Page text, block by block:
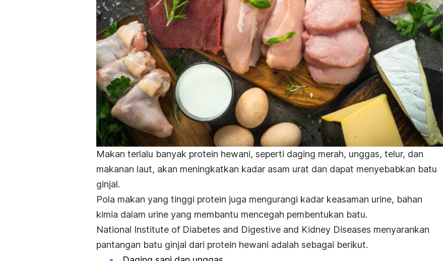
Makan terlalu banyak protein hewani, seperti daging merah, unggas, telur, dan
makanan laut, akan meningkatkan kadar asam urat dan dapat menyebabkan batu
ginjal.
Pola makan yang tinggi protein juga mengurangi kadar keasaman urine, bahan
kimia dalam urine yang membantu mencegah pembentukan batu.
National Institute of Diabetes and Digestive and Kidney Diseases menyarankan
pantangan batu ginjal dari protein hewani adalah sebagai berikut.